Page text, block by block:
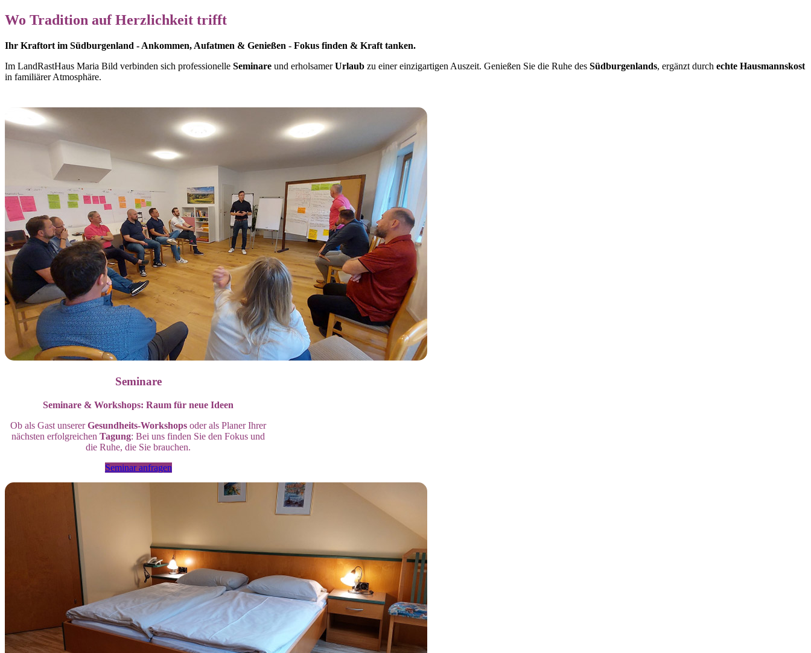
Wo Tradition auf Herzlichkeit trifft
Ihr Kraftort im Südburgenland - Ankommen, Aufatmen & Genießen - Fokus finden & Kraft tanken.
Im LandRastHaus Maria Bild verbinden sich professionelle Seminare und erholsamerUrlaub zu einer einzigartigen Auszeit. Genießen Sie die Ruhe des Südburgenlands, ergänzt durch echte Hausmannskost
in familiärer Atmosphäre.
Seminare
Seminare & Workshops: Raum für neue Ideen
Ob als Gast unsererGesundheits-Workshops oder als Planer Ihrer
nächsten erfolgreichenTagung: Bei uns finden Sie den Fokus und
die Ruhe, die Sie brauchen.
Seminar anfragen